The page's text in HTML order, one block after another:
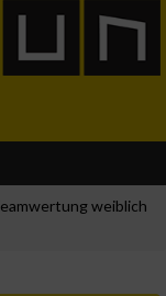
weiblich